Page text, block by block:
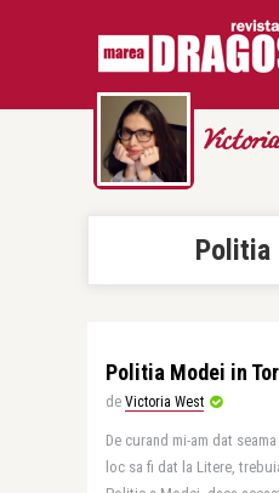
Politia
Politia Modei in
de Victoria West
De curand mi-am dat
loc sa fi dat la Litere,